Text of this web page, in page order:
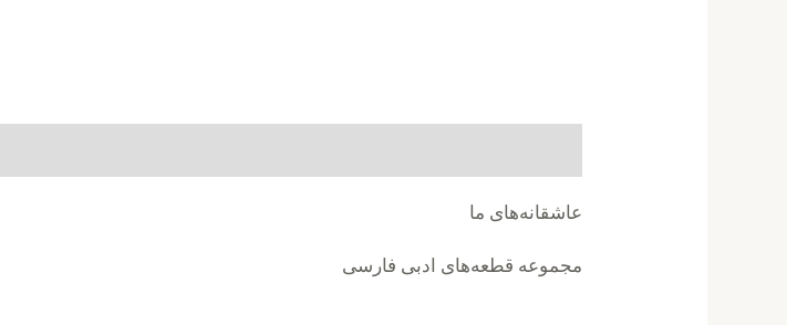
عاشقانه‌های ما
مجموعه قطعه‌های ادبی فارسی